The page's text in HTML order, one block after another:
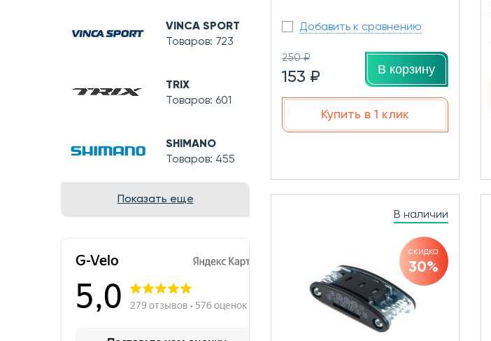
VINCA SPORT
Товаров: 723
TRIX
Товаров: 601
SHIMANO
Товаров: 455
Показать еще
Добавить к сравнению
250 ₽
153 ₽ В корзину
Купить в 1 клик
В наличии
скидка
30%